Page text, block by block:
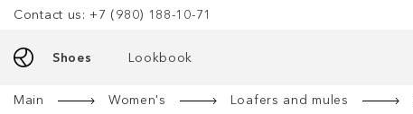
Contact us: +7 (980) 188-10-71
Shoes Lookbook
Main Women's Loafers and mules